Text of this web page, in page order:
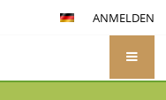
ANMELDEN